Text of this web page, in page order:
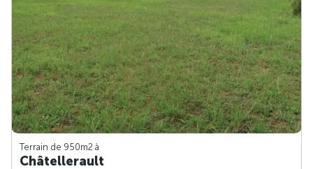
Terrain de 950m2 à
Châtellerault